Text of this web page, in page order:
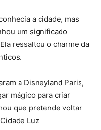
a cidade, mas
um significado
ressaltou o charme da
a Disneyland Paris,
mágico para criar
que pretende voltar
Luz.